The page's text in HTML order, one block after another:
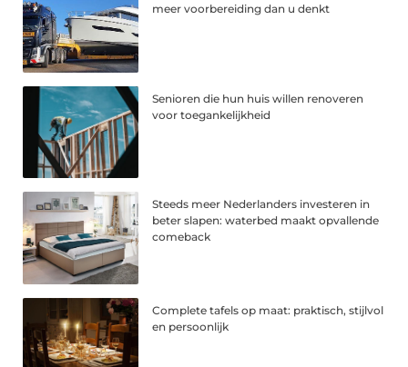
meer voorbereiding dan u denkt
Senioren die hun huis willen renoveren
voor toegankelijkheid
Steeds meer Nederlanders investeren in
beter slapen: waterbed maakt opvallende
comeback
Complete tafels op maat: praktisch, stijlvol
en persoonlijk